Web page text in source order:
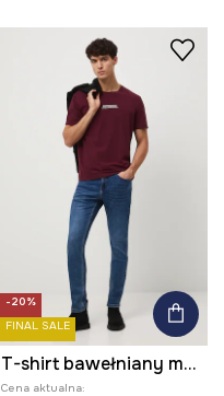
-20%
FINAL SALE
T-shirt bawełniany męski z elastanem z nadrukiem
Cena aktualna: